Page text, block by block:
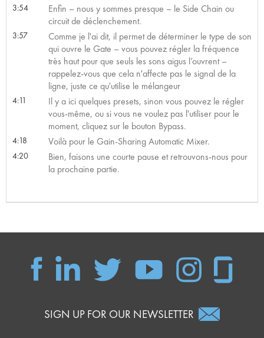
3:54
Enfin – nous y sommes presque – le Side Chain ou
circuit de déclenchement.
3:57
Comme je l'ai dit, il permet de déterminer le type de son
qui ouvre le Gate – vous pouvez régler la fréquence
très haut pour que seuls les sons aigus l’ouvrent –
rappelez-vous que cela n'affecte pas le signal de la
ligne, juste ce qu'utilise le mélangeur
4:11
Il y a ici quelques presets, sinon vous pouvez le régler
vous-même, ou si vous ne voulez pas l'utiliser pour le
moment, cliquez sur le bouton Bypass.
4:18 Voilà pour le Gain-Sharing Automatic Mixer.
4:20
Bien, faisons une courte pause et retrouvons-nous pour
la prochaine partie.
SIGN UP FOR OUR NEWSLETTER